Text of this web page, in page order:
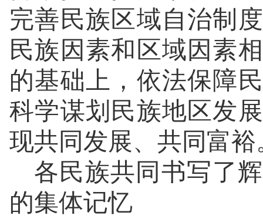
完善民族区域自治制
民族因素和区域因素
的基础上，依法保障
科学谋划民族地区发
现共同发展、共同富裕
各民族共同书写了
的集体记忆